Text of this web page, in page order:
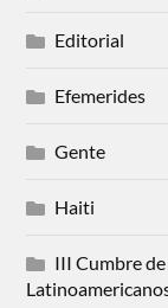
Editorial
Efemerides
Gente
Haiti
III Cumbre